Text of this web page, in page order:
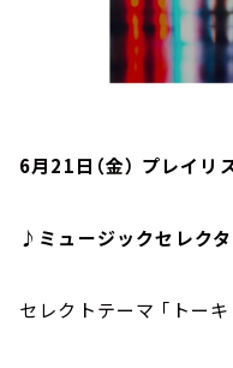
6月21日（金） プレイリ
♪ミュージックセレクタ
セレクトテーマ ｢トーキ